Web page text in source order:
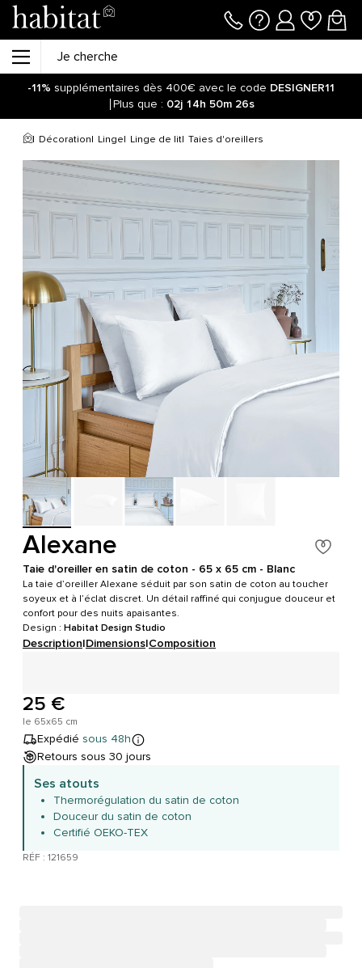
-11% supplémentaires dès 400€ avec le code DESIGNER11
Plus que : 02j 14h 50m 26s
Décoration Linge Linge de lit Taies d'oreillers
Alexane
Taie d'oreiller en satin de coton - 65 x 65 cm - Blanc
La taie d’oreiller Alexane séduit par son satin de coton au toucher
soyeux et à l’éclat discret. Un détail raffiné qui conjugue douceur et
confort pour des nuits apaisantes.
Design : Habitat Design Studio
Description|Dimensions|Composition
25 €
le 65x65 cm
Expédié sous 48h
Retours sous 30 jours
Ses atouts
Thermorégulation du satin de coton
Douceur du satin de coton
Certifié OEKO-TEX
RÉF : 121659